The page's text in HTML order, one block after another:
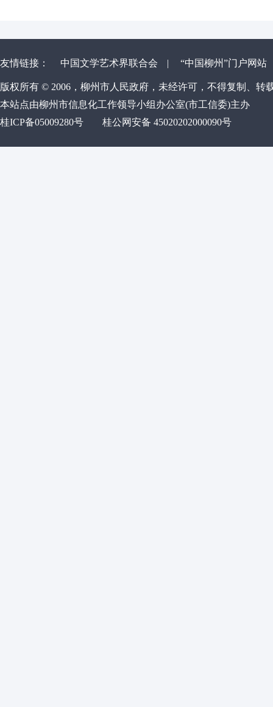
友情链接： 中国文学艺术界联合会 | “中国柳州”门户网站
版权所有 © 2006，柳州市人民政府，未经许可，不得复制、转
本站点由柳州市信息化工作领导小组办公室(市工信委)主办
桂ICP备05009280号
桂公网安备 45020202000090号